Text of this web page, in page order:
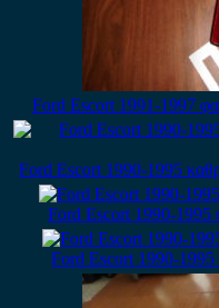
Ford Escort 1991-1997
Ford Escort 1990-1995
Ford Escort 1990-1995
Ford Escort 1990-1995